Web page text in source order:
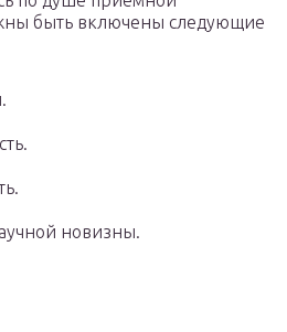
быть включены следующие
новизны.